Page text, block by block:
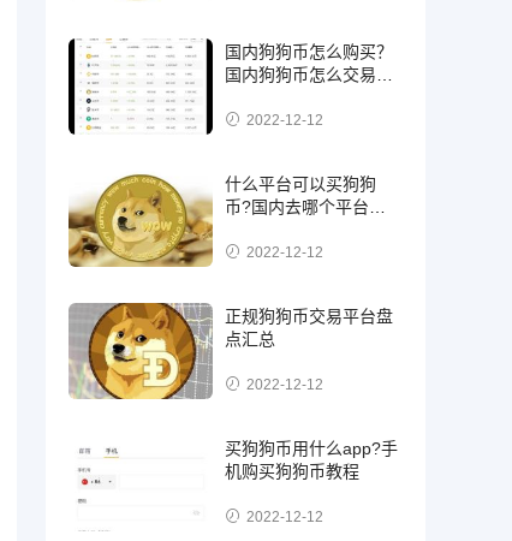
国内狗狗币怎么购买？
国内狗狗币怎么交易使
2022-12-12
什么平台可以买狗狗
币?国内去哪个平台买
2022-12-12
正规狗狗币交易平台盘
点汇总
2022-12-12
买狗狗币用什么app?手
机购买狗狗币教程
2022-12-12